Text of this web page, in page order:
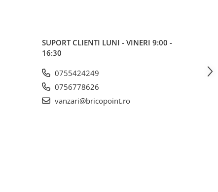
SUPORT CLIENTI LUNI - VINERI 9:00 -
16:30
0755424249
0756778626
vanzari@bricopoint.ro